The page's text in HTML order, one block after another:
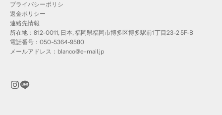
プライバシーポリシ
返金ポリシー
連絡先情報
所在地：812-0011, 日本, 福岡県福岡市博多区博多駅前1丁目23-2 5F-B
電話番号：050-5364-9580
メールアドレス：blanco@e-mail.jp